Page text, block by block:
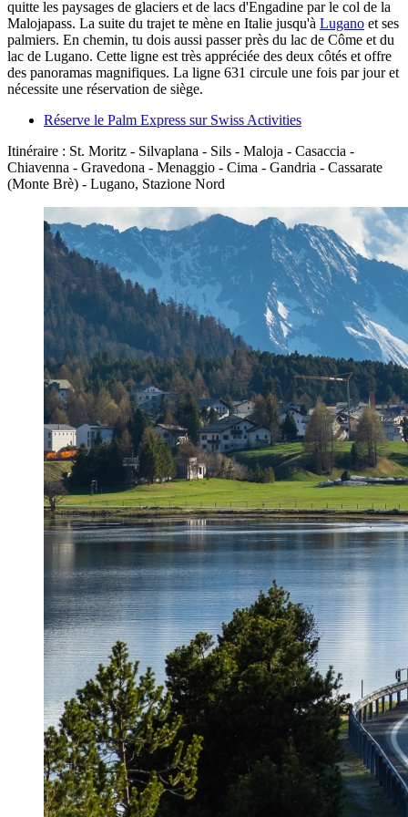
quitte les paysages de glaciers et de lacs d'Engadine par le col de la
Malojapass. La suite du trajet te mène en Italie jusqu'à Lugano et ses
palmiers. En chemin, tu dois aussi passer près du lac de Côme et du
lac de Lugano. Cette ligne est très appréciée des deux côtés et offre
des panoramas magnifiques. La ligne 631 circule une fois par jour et
nécessite une réservation de siège.
Réserve le Palm Express sur Swiss Activities
Itinéraire : St. Moritz - Silvaplana - Sils - Maloja - Casaccia -
Chiavenna - Gravedona - Menaggio - Cima - Gandria - Cassarate
(Monte Brè) - Lugano, Stazione Nord